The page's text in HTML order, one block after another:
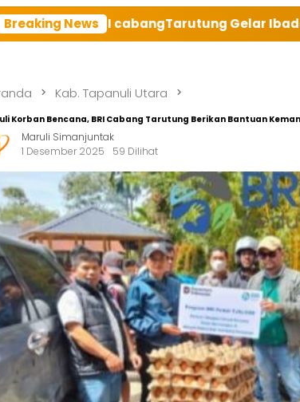
Breaking News
Ibadah Rutin Bulanan,dan sebangai
Kab. Tapanuli Utara
Korban Bencana, BRI Cabang Tarutung Berikan Bantuan
Maruli Simanjuntak
1 Desember 2025
59 Dilihat